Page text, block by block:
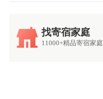
找寄宿家庭
11000+精品寄宿家庭